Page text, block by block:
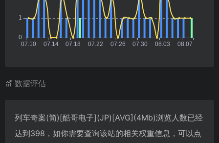
数据评估
列车奇案(简)[酷哥电子](JP)[AVG](4Mb)浏览人数已经
达到398，如你需要查询该站的相关权重信息，可以点